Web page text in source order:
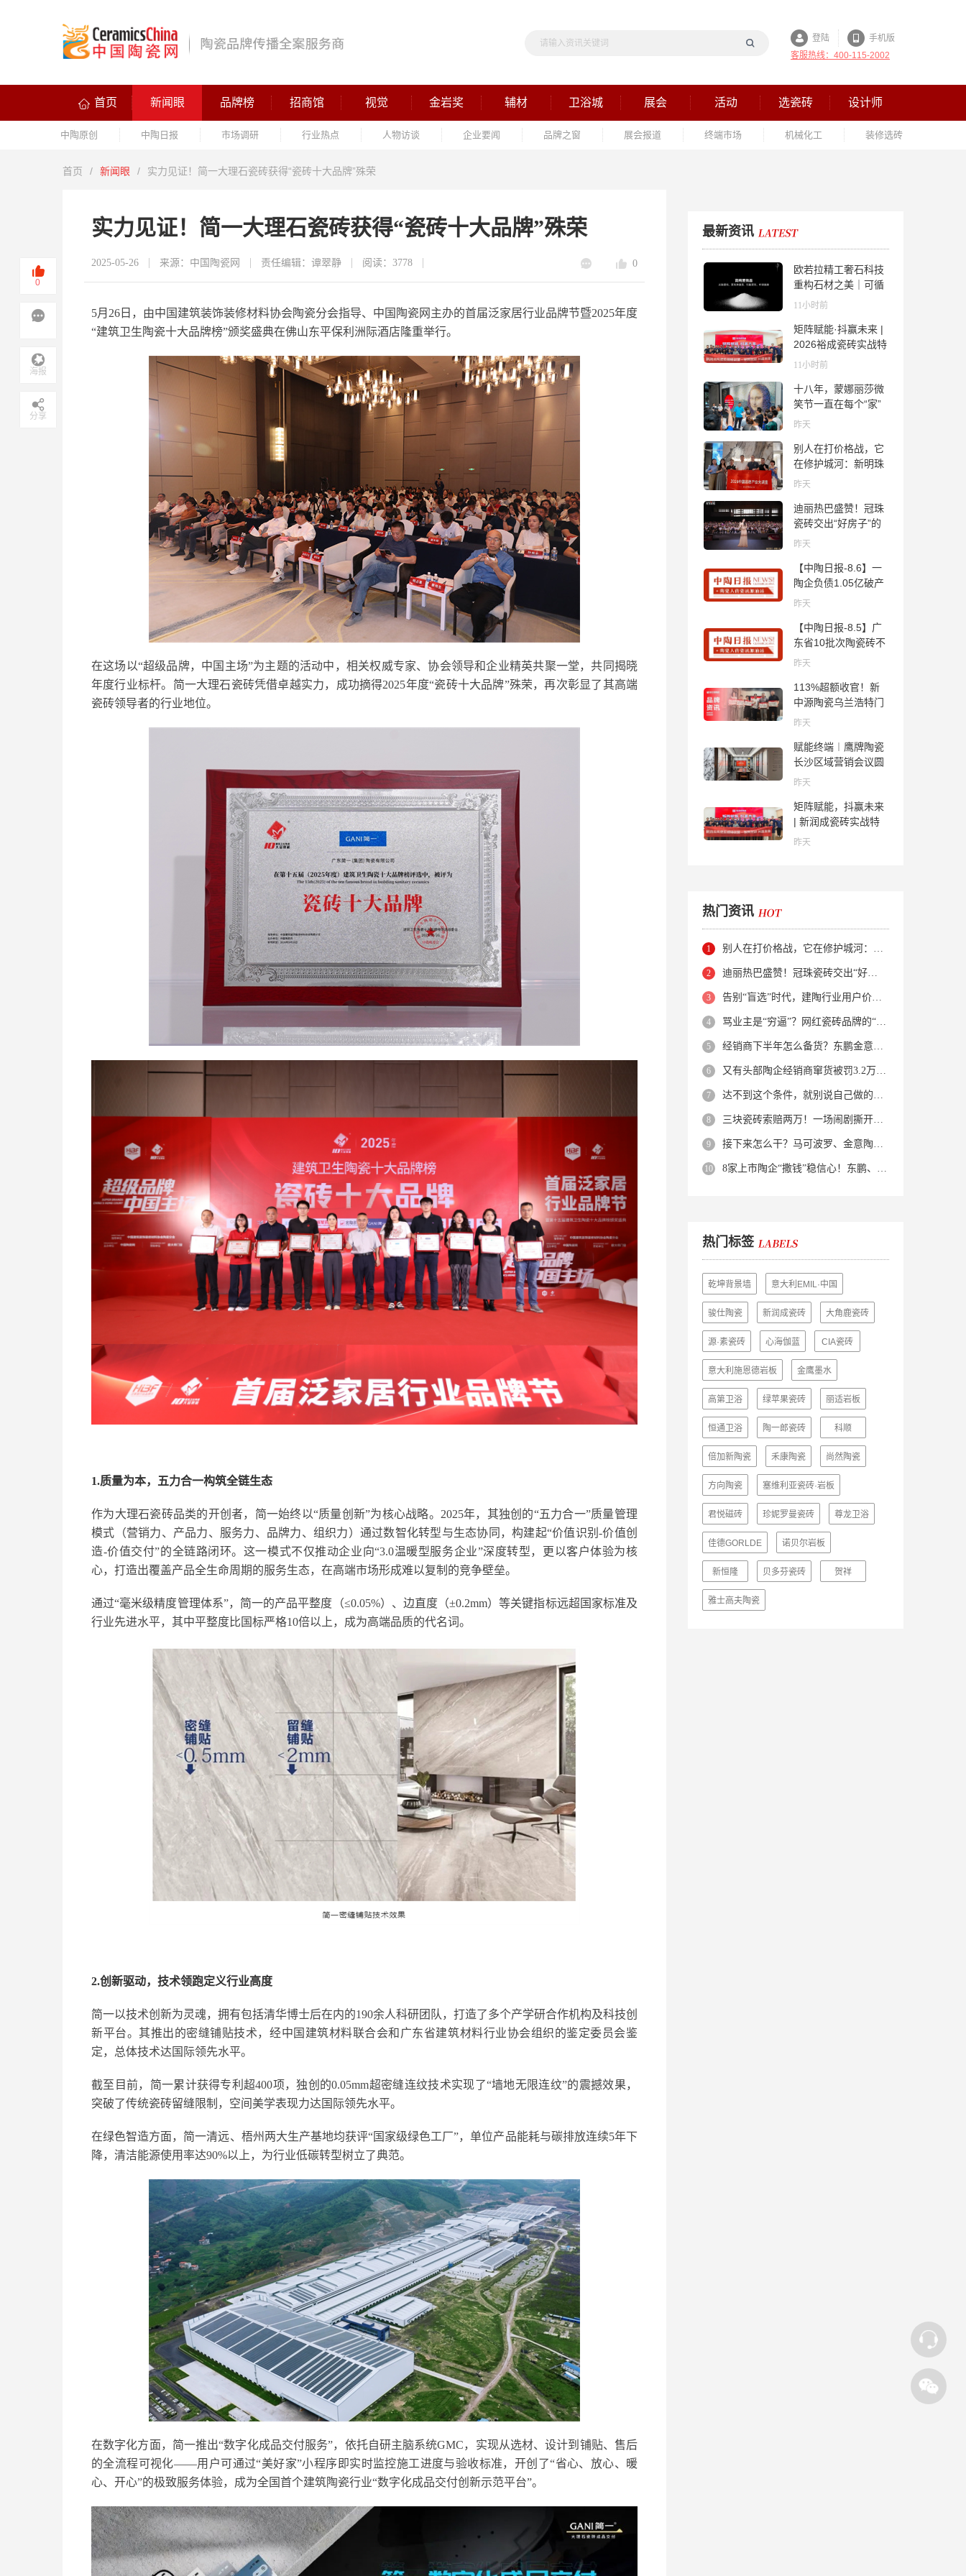
登陆
手机版
客服热线：400-115-2002
首页 新闻眼 品牌榜 招商馆 视觉 金岩奖 辅材 卫浴城 展会 活动 选瓷砖 设计师
中陶原创 中陶日报 市场调研 行业热点 人物访谈 企业要闻 品牌之窗 展会报道 终端市场 机械化工 装修选砖
首页 / 新闻眼 / 实力见证！简一大理石瓷砖获得“瓷砖十大品牌”殊荣
实力见证！简一大理石瓷砖获得“瓷砖十大品牌”殊荣
2025-05-26 来源：中国陶瓷网 责任编辑：谭翠静 阅读：3778 0
5月26日，由中国建筑装饰装修材料协会陶瓷分会指导、中国陶瓷网主办的首届泛家居行业品牌节暨2025年度
“建筑卫生陶瓷十大品牌榜”颁奖盛典在佛山东平保利洲际酒店隆重举行。
在这场以“超级品牌，中国主场”为主题的活动中，相关权威专家、协会领导和企业精英共聚一堂，共同揭晓
年度行业标杆。简一大理石瓷砖凭借卓越实力，成功摘得2025年度“瓷砖十大品牌”殊荣，再次彰显了其高端
瓷砖领导者的行业地位。
1.质量为本，五力合一构筑全链生态
作为大理石瓷砖品类的开创者，简一始终以“质量创新”为核心战略。2025年，其独创的“五力合一”质量管理
模式（营销力、产品力、服务力、品牌力、组织力）通过数智化转型与生态协同，构建起“价值识别-价值创
造-价值交付”的全链路闭环。这一模式不仅推动企业向“3.0温暖型服务企业”深度转型，更以客户体验为核
心，打造出覆盖产品全生命周期的服务生态，在高端市场形成难以复制的竞争壁垒。
通过“毫米级精度管理体系”，简一的产品平整度（≤0.05%）、边直度（±0.2mm）等关键指标远超国家标准及
行业先进水平，其中平整度比国标严格10倍以上，成为高端品质的代名词。
2.创新驱动，技术领跑定义行业高度
简一以技术创新为灵魂，拥有包括清华博士后在内的190余人科研团队，打造了多个产学研合作机构及科技创
新平台。其推出的密缝铺贴技术，经中国建筑材料联合会和广东省建筑材料行业协会组织的鉴定委员会鉴
定，总体技术达国际领先水平。
截至目前，简一累计获得专利超400项，独创的0.05mm超密缝连纹技术实现了“墙地无限连纹”的震撼效果，
突破了传统瓷砖留缝限制，空间美学表现力达国际领先水平。
在绿色智造方面，简一清远、梧州两大生产基地均获评“国家级绿色工厂”，单位产品能耗与碳排放连续5年下
降，清洁能源使用率达90%以上，为行业低碳转型树立了典范。
在数字化方面，简一推出“数字化成品交付服务”，依托自研主脑系统GMC，实现从选材、设计到铺贴、售后
的全流程可视化——用户可通过“美好家”小程序即实时监控施工进度与验收标准，开创了“省心、放心、暖
心、开心”的极致服务体验，成为全国首个建筑陶瓷行业“数字化成品交付创新示范平台”。
最新资讯
欧若拉精工奢石科技
重构石材之美｜可循
环高纯度微晶，重新
11小时前
矩阵赋能·抖赢未来 |
2026裕成瓷砖实战特
训营圆满收官
11小时前
十八年，蒙娜丽莎微
笑节一直在每个“家”
的故事里
昨天
别人在打价格战，它
在修护城河：新明珠
岩板的逆势密码
昨天
迪丽热巴盛赞！冠珠
瓷砖交出“好房子”的
标准答卷
昨天
【中陶日报-8.6】一
陶企负债1.05亿破产
清算；东鹏拟延长基
开展建陶行业能效领
跑者企业推荐工作
昨天
【中陶日报-8.5】广
东省10批次陶瓷砖不
合格；科达购买特福
过；蒙娜丽莎5千万
回购股份；建霖家居
海外产能突破18亿元
昨天
113%超额收官！新
中源陶瓷乌兰浩特门
店周年活动圆满落幕
昨天
赋能终端︱鹰牌陶瓷
长沙区域营销会议圆
满举行，共探渠道拓
昨天
矩阵赋能，抖赢未来
| 新润成瓷砖实战特
训营成功举办，吹响
昨天
热门资讯
别人在打价格战，它在修护城河：新明珠岩板的逆势密码
迪丽热巴盛赞！冠珠瓷砖交出“好房子”的标准答卷
告别“盲选”时代，建陶行业用户价值正在被改写！
骂业主是“穷逼”？网红瓷砖品牌的“真实面目”被揭开了！
经销商下半年怎么备货？东鹏金意陶马可波罗等10大品牌集体亮剑
又有头部陶企经销商窜货被罚3.2万！品牌区域保护岌岌可危？
达不到这个条件，就别说自己做的是质感砖！
三块瓷砖索赔两万！一场闹剧撕开了装修“碰瓷”的遮羞布
接下来怎么干？马可波罗、金意陶、蒙娜丽莎、箭牌、欧神诺、宏宇…
8家上市陶企“撒钱”稳信心！东鹏、蒙娜丽莎等启动回购增持
热门标签
乾坤背景墙 意大利EMIL·中国
骏仕陶瓷 新润成瓷砖 大角鹿瓷砖
源·素瓷砖 心海伽蓝 CIA瓷砖
意大利施恩德岩板 金鹰墨水
高第卫浴 绿苹果瓷砖 丽适岩板
恒通卫浴 陶一郎瓷砖 科顺
倍加新陶瓷 禾康陶瓷 尚然陶瓷
方向陶瓷 塞维利亚瓷砖·岩板
君悦磁砖 珍妮罗曼瓷砖 尊龙卫浴
佳德GORLDE 诺贝尔岩板
新恒隆 贝多芬瓷砖 贺祥
雅士高夫陶瓷
0
海报
分享